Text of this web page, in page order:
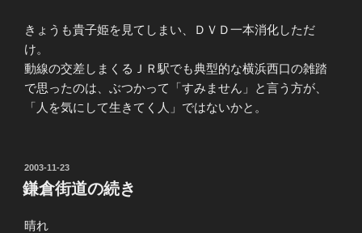
きょうも貴子姫を見てしまい、ＤＶＤ一本消化しただ
け。
動線の交差しまくるＪＲ駅でも典型的な横浜西口の雑踏
で思ったのは、ぶつかって「すみません」と言う方が、
「人を気にして生きてく人」ではないかと。
投
稿
日:
2003-11-23
鎌倉街道の続き
晴れ